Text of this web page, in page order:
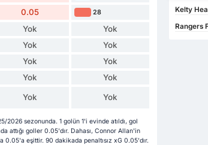
0.05 28
Yok Yok
Yok Yok
Yok Yok
Yok Yok
Yok Yok
2026 sezonunda. 1 golün 1'i evinde atıldı, gol
attığı goller 0.05'dır. Dahası, Connor Allan'in
0.05'a eşittir. 90 dakikada penaltısız xG 0.05'dır.
Kelty
Rangers